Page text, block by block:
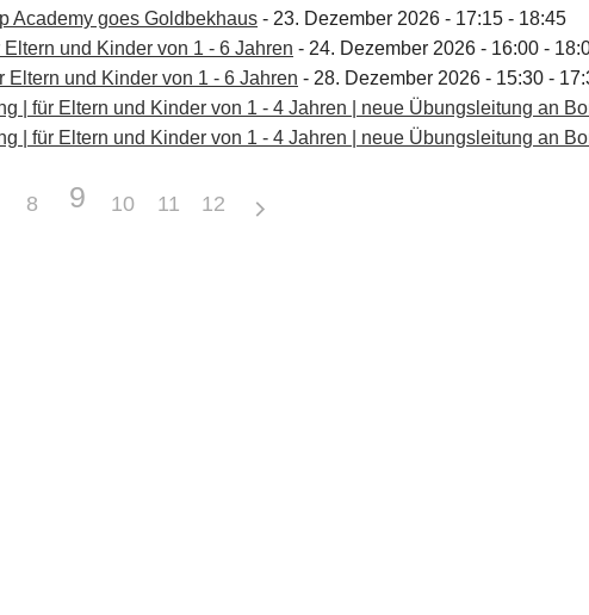
Academy goes Goldbekhaus - 23. Dezember 2026 - 17:15 - 18:45
und Kinder von 1 - 6 Jahren - 24. Dezember 2026 - 16:00 -
Eltern und Kinder von 1 - 6 Jahren - 28. Dezember 2026 - 15:30 -
| für Eltern und Kinder von 1 - 4 Jahren | neue Übungsleitung an
| für Eltern und Kinder von 1 - 4 Jahren | neue Übungsleitung an
8 9 10 11 12